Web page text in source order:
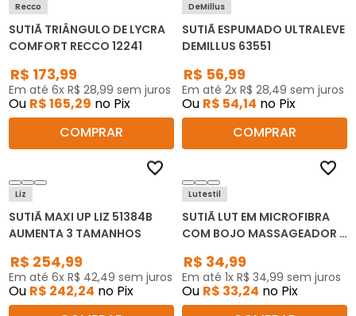
Recco
SUTIÃ TRIÂNGULO DE LYCRA
COMFORT RECCO 12241
R$ 173,99
Em até 6x R$ 28,99 sem juros
Ou R$165,29 no Pix
COMPRAR
DeMillus
SUTIÃ ESPUMADO ULTRALEVE
DEMILLUS 63551
R$ 56,99
Em até 2x R$ 28,49 sem juros
Ou R$ 54,14 no Pix
COMPRAR
Liz
SUTIÃ MAXI UP LIZ 51384B
AUMENTA 3 TAMANHOS
R$ 254,99
Em até 6x R$ 42,49 sem juros
Ou R$ 242,24 no Pix
Lutestil
SUTIÃ LUT EM MICROFIBRA
COM BOJO MASSAGEADOR E
R$ 34,99
Em até 1x R$ 34,99 sem juros
Ou R$ 33,24 no Pix